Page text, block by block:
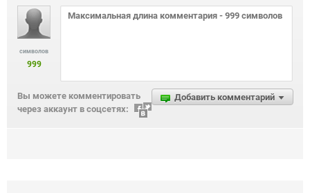
символов
999
Добавить комментарий
Вы можете комментировать
через аккаунт в соцсетях: